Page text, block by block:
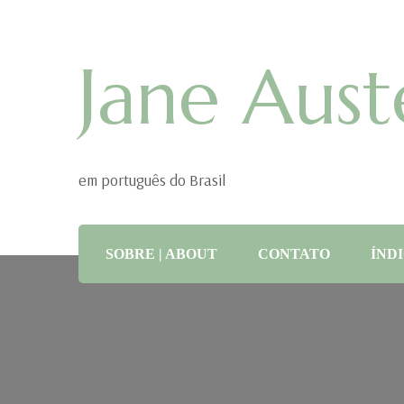
Jane
em português do Brasil
SOBRE | ABOUT CONTATO